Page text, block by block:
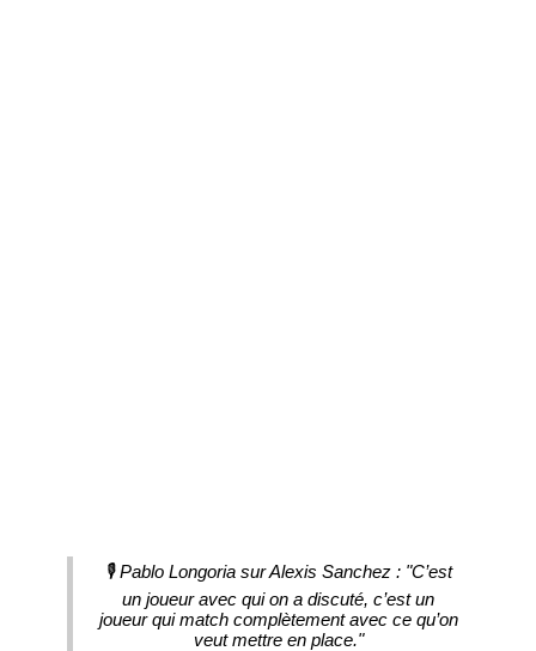
🎙 Pablo Longoria sur Alexis Sanchez : "C’est
un joueur avec qui on a discuté, c’est un
joueur qui match complètement avec ce qu’on
veut mettre en place."